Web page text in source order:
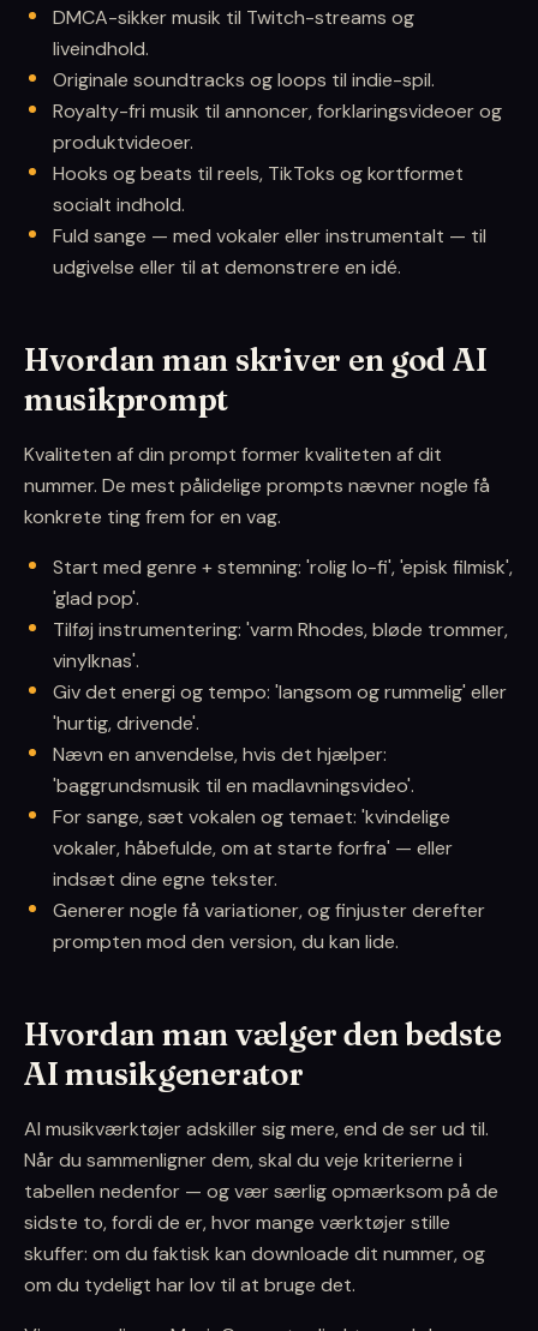
DMCA-sikker musik til Twitch-streams og
liveindhold.
Originale soundtracks og loops til indie-spil.
Royalty-fri musik til annoncer, forklaringsvideoer og
produktvideoer.
Hooks og beats til reels, TikToks og kortformet
socialt indhold.
Fuld sange — med vokaler eller instrumentalt — til
udgivelse eller til at demonstrere en idé.
Hvordan man skriver en god AI
musikprompt
Kvaliteten af din prompt former kvaliteten af dit
nummer. De mest pålidelige prompts nævner nogle få
konkrete ting frem for en vag.
Start med genre + stemning: 'rolig lo-fi', 'episk filmisk',
'glad pop'.
Tilføj instrumentering: 'varm Rhodes, bløde trommer,
vinylknas'.
Giv det energi og tempo: 'langsom og rummelig' eller
'hurtig, drivende'.
Nævn en anvendelse, hvis det hjælper:
'baggrundsmusik til en madlavningsvideo'.
For sange, sæt vokalen og temaet: 'kvindelige
vokaler, håbefulde, om at starte forfra' — eller
indsæt dine egne tekster.
Generer nogle få variationer, og finjuster derefter
prompten mod den version, du kan lide.
Hvordan man vælger den bedste
AI musikgenerator
AI musikværktøjer adskiller sig mere, end de ser ud til.
Når du sammenligner dem, skal du veje kriterierne i
tabellen nedenfor — og vær særlig opmærksom på de
sidste to, fordi de er, hvor mange værktøjer stille
skuffer: om du faktisk kan downloade dit nummer, og
om du tydeligt har lov til at bruge det.